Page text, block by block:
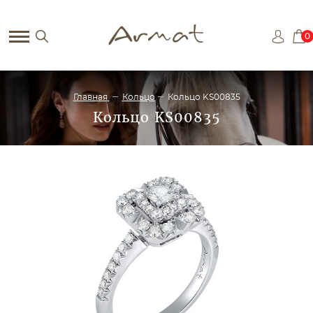
0
Главная Кольцо Кольцо KS00835
Кольцо KS00835